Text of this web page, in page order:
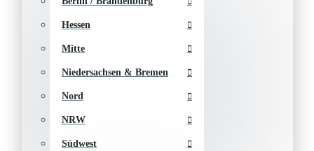
Hessen
Mitte
Niedersachsen & Bremen
Nord
NRW
Südwest